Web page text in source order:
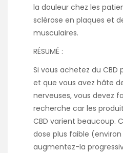
la douleur chez les
sclérose en plaques et
musculaires.
RÉSUMÉ :
Si vous achetez du CBD
et que vous avez hâte
nerveuses, vous devez
recherche car les
CBD varient beaucoup.
dose plus faible
augmentez-la